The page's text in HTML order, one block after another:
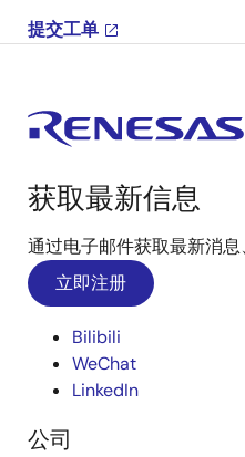
提交工单
获取最新信息
通过电子邮件获取最新消息
立即注册
Bilibili
WeChat
LinkedIn
公司